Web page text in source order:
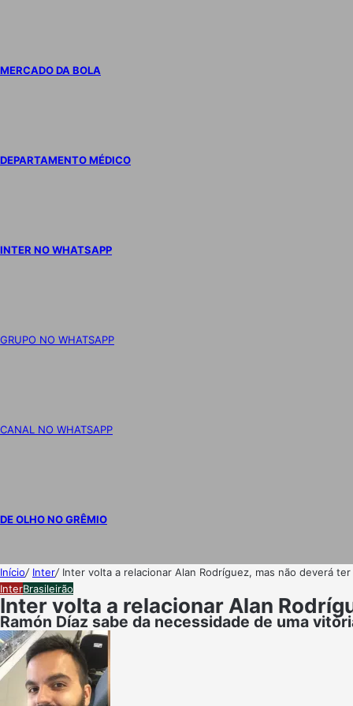
MERCADO DA BOLA
DEPARTAMENTO MÉDICO
INTER NO WHATSAPP
GRUPO NO WHATSAPP
CANAL NO WHATSAPP
DE OLHO NO GRÊMIO
Início/ Inter/ Inter volta a relacionar Alan Rodríguez, mas não deverá
InterBrasileirão
Inter volta a relacionar Alan
Ramón Díaz sabe da necessidade de uma